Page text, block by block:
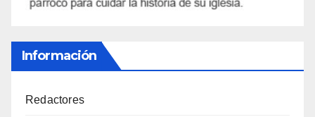
Información
Redactores